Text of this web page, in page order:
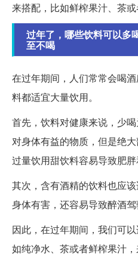
来搭配，比如鲜榨果汁、茶或
过年了，哪些饮料可以多
至不喝
在过年期间，人们常常会喝
料都适宜大量饮用。
首先，饮料对健康来说，少
对身体有益的物质，但是绝大
过量饮用甜饮料容易导致肥胖
其次，含有酒精的饮料也应
身体有害，还容易导致醉酒驾
因此，在过年期间，我们可
如纯净水、茶或者鲜榨果汁